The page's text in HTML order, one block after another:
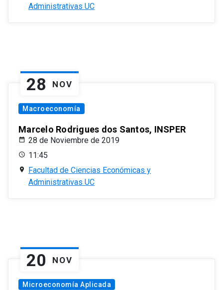
Administrativas UC
28 NOV
Macroeconomía
Marcelo Rodrigues dos Santos, INSPER
28 de Noviembre de 2019
11:45
Facultad de Ciencias Económicas y
Administrativas UC
20 NOV
Microeconomía Aplicada